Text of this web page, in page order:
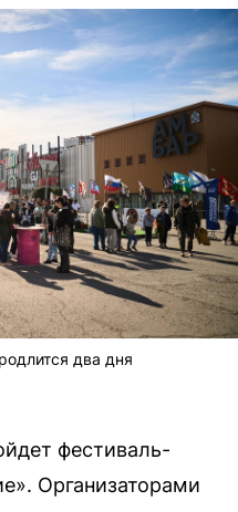
два дня
фестиваль-
Организаторами